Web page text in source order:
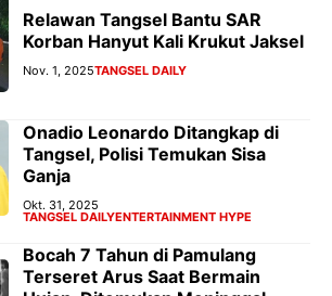
Relawan Tangsel Bantu SAR
Korban Hanyut Kali Krukut Jaksel
Nov. 1, 2025TANGSEL DAILY
Onadio Leonardo Ditangkap di
Tangsel, Polisi Temukan Sisa
Ganja
Okt. 31, 2025
TANGSEL DAILYENTERTAINMENT HYPE
Bocah 7 Tahun di Pamulang
Terseret Arus Saat Bermain